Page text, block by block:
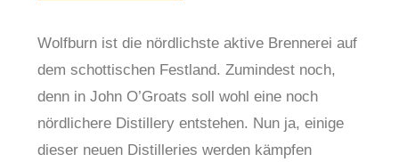
Wolfburn ist die nördlichste aktive Brennerei auf
dem schottischen Festland. Zumindest noch,
denn in John O’Groats soll wohl eine noch
nördlichere Distillery entstehen. Nun ja, einige
dieser neuen Distilleries werden kämpfen